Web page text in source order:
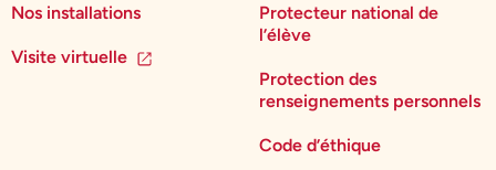
Nos installations
Visite virtuelle
Protecteur national de
l’élève
Protection des
renseignements personnels
Code d’éthique